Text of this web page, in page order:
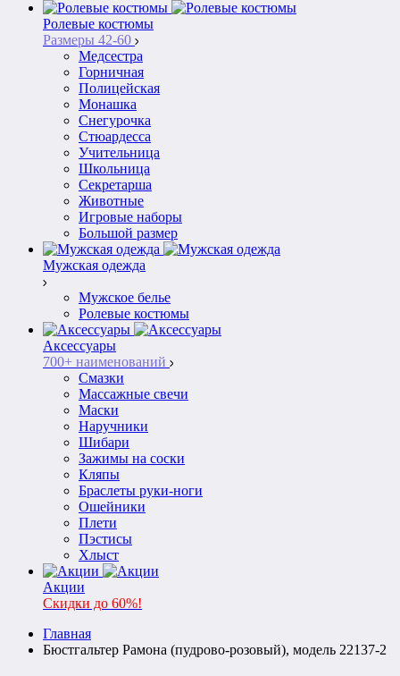
Ролевые костюмы
Размеры 42-60
Медсестра
Горничная
Полицейская
Монашка
Снегурочка
Стюардесса
Учительница
Школьница
Секретарша
Животные
Игровые наборы
Большой размер
Мужская одежда
Мужское белье
Ролевые костюмы
Аксессуары
700+ наименований
Смазки
Массажные свечи
Маски
Наручники
Шибари
Зажимы на соски
Кляпы
Браслеты руки-ноги
Ошейники
Плети
Пэстисы
Хлыст
Акции
Скидки до 60%!
Главная
Бюстгальтер Рамона (пудрово-розовый), модель 22137-2